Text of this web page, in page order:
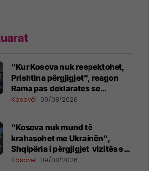
"Kur Kosova nuk respektohet,
Prishtina përgjigjet", reagon
Rama pas deklaratës së
Zelenskyt në Beograd
Kosovë 09/08/2026
"Kosova nuk mund të
krahasohet me Ukrainën",
Shqipëria i përgjigjet vizitës së
Zelenskyt në Serbi
Kosovë 09/08/2026